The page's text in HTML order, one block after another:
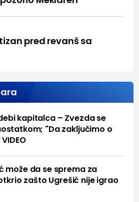
pred revanš sa
kapitalca – Zvezda se
"Da zaključimo o
može da se sprema za
zašto Ugrešić nije igrao